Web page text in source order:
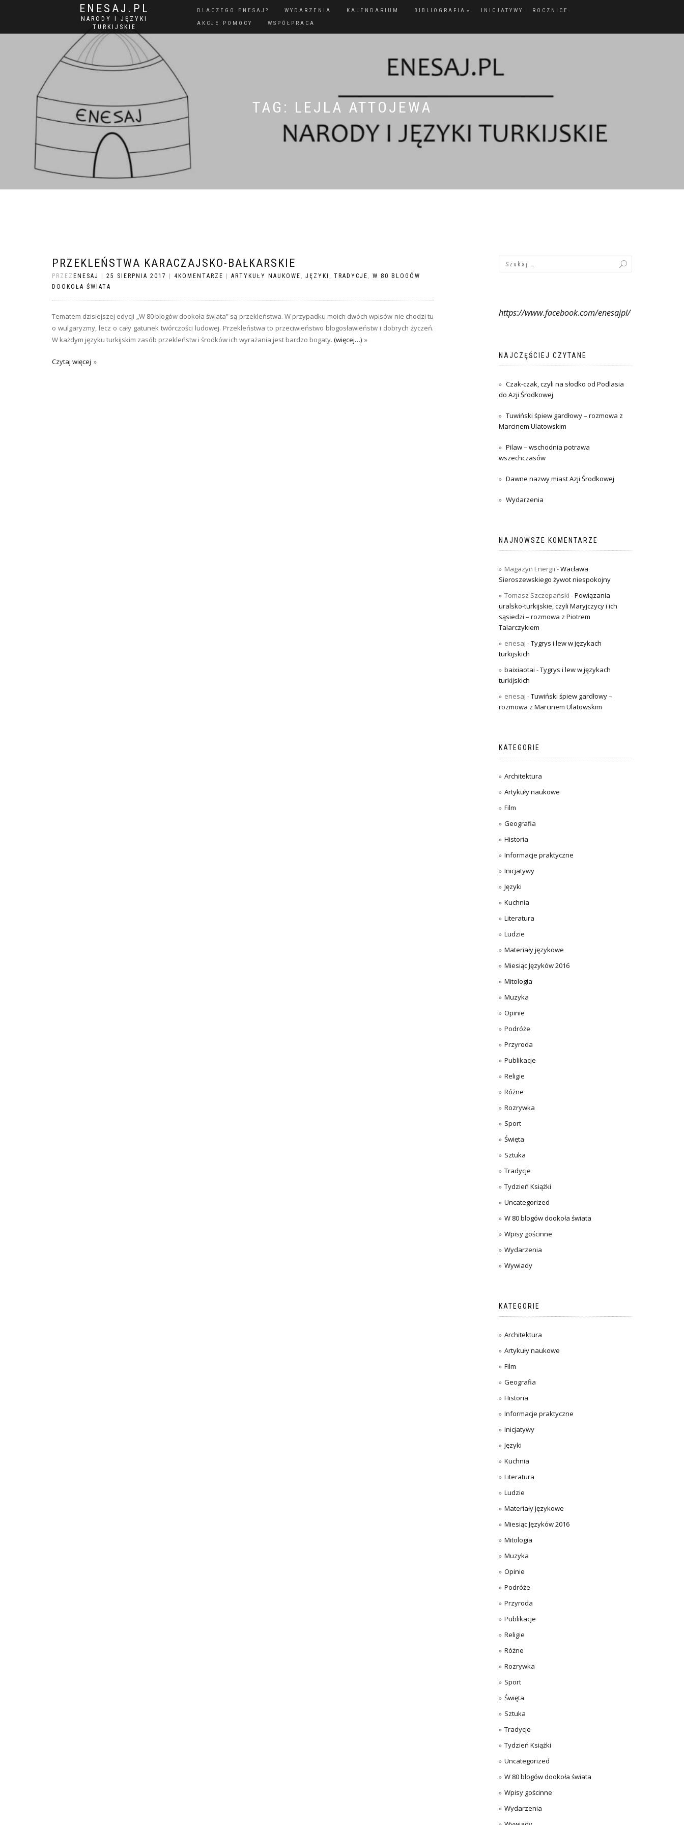
ENESAJ.PL
NARODY I JĘZYKI
TURKIJSKIE
DLACZEGO ENESAJ? WYDARZENIA KALENDARIUM BIBLIOGRAFIA
INICJATYWY I ROCZNICE
AKCJE POMOCY
WSPÓŁPRACA
TAG: LEJLA ATTOJEWA
PRZEKLEŃSTWA KARACZAJSKO-BAŁKARSKIE
PRZEZ ENESAJ 25 SIERPNIA 2017 4KOMENTARZE ARTYKUŁY NAUKOWE , JĘZYKI , TRADYCJE , W 80 BLOGÓW
DOOKOŁA ŚWIATA
Tematem dzisiejszej edycji „W 80 blogów dookoła świata” są przekleństwa. W przypadku moich dwóch wpisów nie chodzi tu
o wulgaryzmy, lecz o cały gatunek twórczości ludowej. Przekleństwa to przeciwieństwo błogosławieństw i dobrych życzeń.
W każdym języku turkijskim zasób przekleństw i środków ich wyrażania jest bardzo bogaty. (więcej…)
Czytaj więcej
https://www.facebook.com/enesajpl/
NAJCZĘŚCIEJ CZYTANE
Czak-czak, czyli na słodko od Podlasia
do Azji Środkowej
Tuwiński śpiew gardłowy – rozmowa z
Marcinem Ulatowskim
Pilaw – wschodnia potrawa
wszechczasów
Dawne nazwy miast Azji Środkowej
Wydarzenia
NAJNOWSZE KOMENTARZE
Magazyn Energii -Wacława
Sieroszewskiego żywot niespokojny
Tomasz Szczepański -Powiązania
uralsko-turkijskie, czyli Maryjczycy i ich
sąsiedzi – rozmowa z Piotrem
Talarczykiem
enesaj -Tygrys i lew w językach
turkijskich
baixiaotai -Tygrys i lew w językach
turkijskich
enesaj -Tuwiński śpiew gardłowy –
rozmowa z Marcinem Ulatowskim
KATEGORIE
Architektura
Artykuły naukowe
Film
Geografia
Historia
Informacje praktyczne
Inicjatywy
Języki
Kuchnia
Literatura
Ludzie
Materiały językowe
Miesiąc Języków 2016
Mitologia
Muzyka
Opinie
Podróże
Przyroda
Publikacje
Religie
Różne
Rozrywka
Sport
Święta
Sztuka
Tradycje
Tydzień Książki
Uncategorized
W 80 blogów dookoła świata
Wpisy gościnne
Wydarzenia
Wywiady
KATEGORIE
Architektura
Artykuły naukowe
Film
Geografia
Historia
Informacje praktyczne
Inicjatywy
Języki
Kuchnia
Literatura
Ludzie
Materiały językowe
Miesiąc Języków 2016
Mitologia
Muzyka
Opinie
Podróże
Przyroda
Publikacje
Religie
Różne
Rozrywka
Sport
Święta
Sztuka
Tradycje
Tydzień Książki
Uncategorized
W 80 blogów dookoła świata
Wpisy gościnne
Wydarzenia